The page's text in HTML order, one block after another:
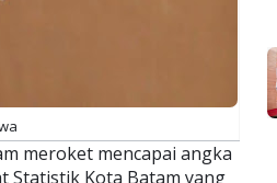
meroket mencapai angka
Statistik Kota Batam yang